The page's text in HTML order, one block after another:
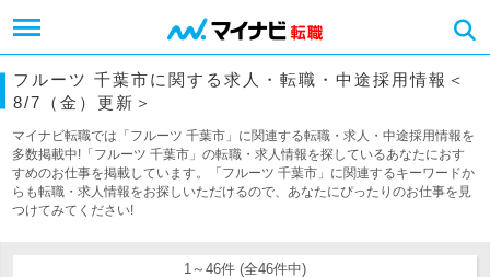
フルーツ 千葉市に関する求人・転職・中途採用情報＜
8/7（金）更新＞
マイナビ転職では「フルーツ 千葉市」に関連する転職・求人・中途採用情報を
多数掲載中!「フルーツ 千葉市」の転職・求人情報を探しているあなたにおす
すめのお仕事を掲載しています。「フルーツ 千葉市」に関連するキーワードか
らも転職・求人情報をお探しいただけるので、あなたにぴったりのお仕事を見
つけてみてください!
1～46件 (全46件中)